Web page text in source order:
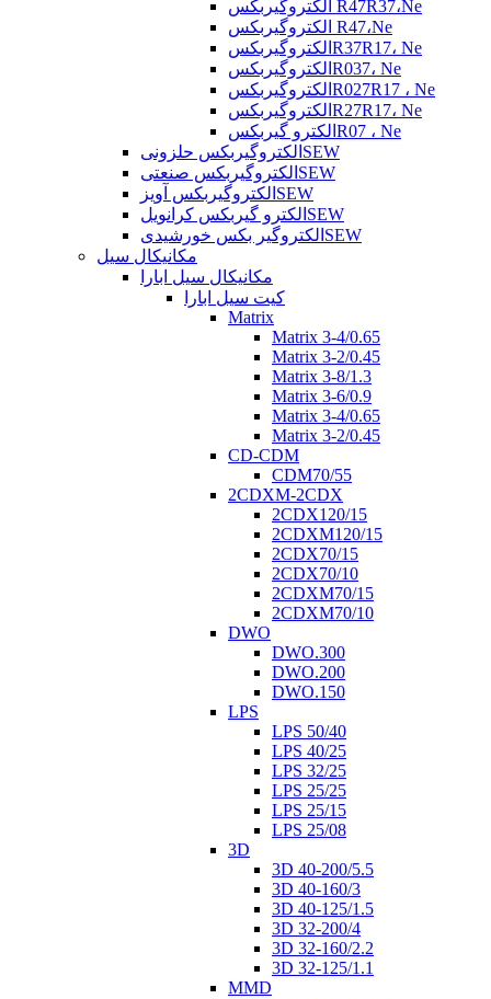
الکتروگیربکس R47R37،Ne
الکتروگیربکس R47،Ne
الکتروگیربکسR37R17، Ne
الکتروگیربکسR037، Ne
الکتروگیربکسR027R17 ، Ne
الکتروگیربکسR27R17، Ne
الکترو گیربکسR07 ، Ne
الکتروگیربکس حلزونیSEW
الکتروگیربکس صنعتیSEW
الکتروگیربکس آویزSEW
الکترو گیربکس کرانویلSEW
الکتروگیر بکس خورشیدیSEW
مکانیکال سیل
مکانیکال سیل ابارا
کیت سیل ابارا
Matrix
Matrix 3-4/0.65
Matrix 3-2/0.45
Matrix 3-8/1.3
Matrix 3-6/0.9
Matrix 3-4/0.65
Matrix 3-2/0.45
CD-CDM
CDM70/55
2CDXM-2CDX
2CDX120/15
2CDXM120/15
2CDX70/15
2CDX70/10
2CDXM70/15
2CDXM70/10
DWO
DWO.300
DWO.200
DWO.150
LPS
LPS 50/40
LPS 40/25
LPS 32/25
LPS 25/25
LPS 25/15
LPS 25/08
3D
3D 40-200/5.5
3D 40-160/3
3D 40-125/1.5
3D 32-200/4
3D 32-160/2.2
3D 32-125/1.1
MMD